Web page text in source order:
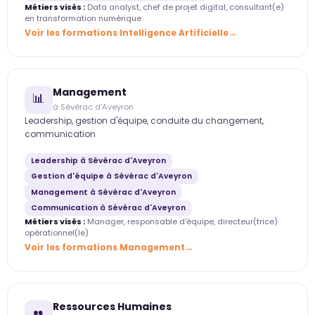
Métiers visés : Data analyst, chef de projet digital, consultant(e)
en transformation numérique
Voir les formations Intelligence Artificielle
📊 Management
à Sévérac d'Aveyron
Leadership, gestion d'équipe, conduite du changement,
communication
Leadership à Sévérac d'Aveyron
Gestion d'équipe à Sévérac d'Aveyron
Management à Sévérac d'Aveyron
Communication à Sévérac d'Aveyron
Métiers visés : Manager, responsable d'équipe, directeur(trice)
opérationnel(le)
Voir les formations Management
Ressources Humaines